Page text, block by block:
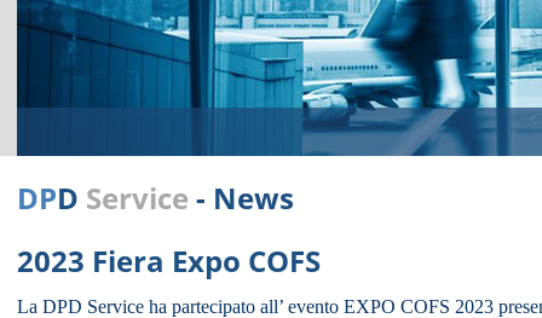
2023 Fiera Expo COFS
La DPD Service ha partecipato all’ evento EXPO COFS 2023
DPD Service - News